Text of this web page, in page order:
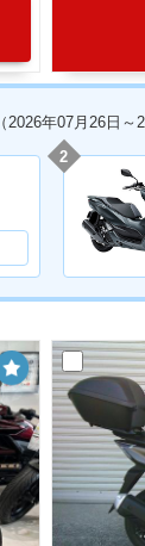
（2026年07月26日～
2